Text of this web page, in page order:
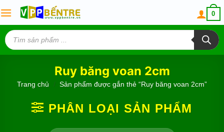
to
content
0
Tìm
kiếm
sản
phẩm
Ruy băng voan 2cm
Trang chủ Sản phẩm được gắn thẻ “Ruy băng voan 2cm”
PHÂN LOẠI SẢN PHẨM